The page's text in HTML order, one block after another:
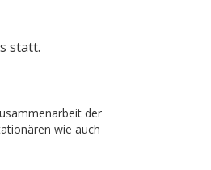
statt.
der
wie auch